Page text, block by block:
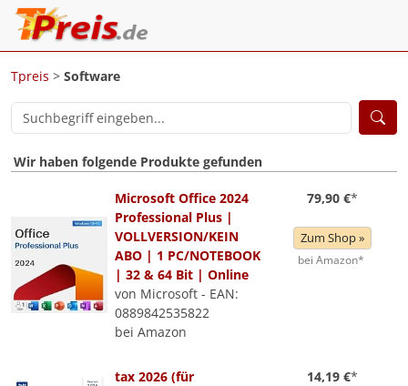
Tpreis > Software
Wir haben folgende Produkte gefunden
Microsoft Office 2024
Professional Plus |
VOLLVERSION/KEIN
ABO | 1 PC/NOTEBOOK
| 32 & 64 Bit | Online
von Microsoft - EAN:
0889842535822
bei Amazon
79,90 €*
Zum Shop »
bei Amazon*
tax 2026 (für
14,19 €*